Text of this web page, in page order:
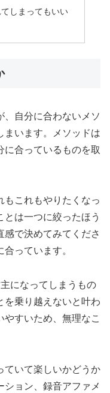
しまってもいい
、自分に合わないメソ
まいます。メソッドは
に合っているものを取
もこれもやりたくなっ
は一つに絞ったほう
感で決めてみてくださ
っています。
になってしまうもの
を乗り越えないと叶わ
すいため、無理なこ
ていて楽しいかどうか
ション、録音アファメ